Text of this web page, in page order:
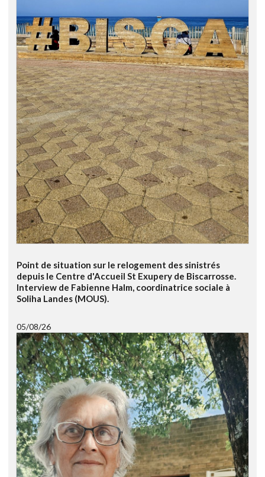
Point de situation sur le relogement des sinistrés
depuis le Centre d'Accueil St Exupery de Biscarrosse.
Interview de Fabienne Halm, coordinatrice sociale à
Soliha Landes (MOUS).
05/08/26